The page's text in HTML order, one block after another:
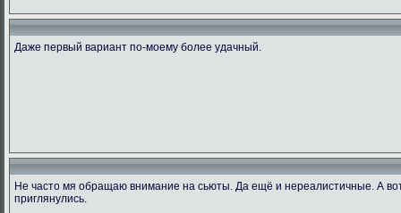
Даже первый вариант по-моему более удачный.
Не часто мя обращаю внимание на сьюты. Да ещё и нереалистичные. А
приглянулись.